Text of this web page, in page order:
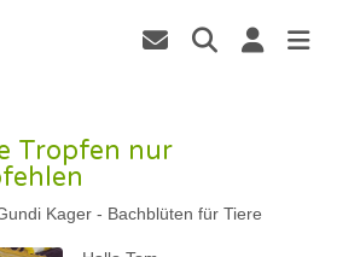
Tropfen nur
Kager - Bachblüten für Tiere